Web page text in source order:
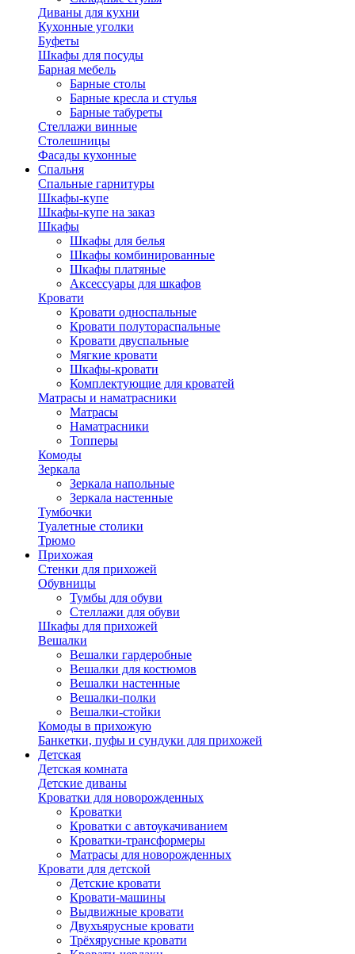
Диваны для кухни
Кухонные уголки
Буфеты
Шкафы для посуды
Барная мебель
Барные столы
Барные кресла и стулья
Барные табуреты
Стеллажи винные
Столешницы
Фасады кухонные
Спальня
Спальные гарнитуры
Шкафы-купе
Шкафы-купе на заказ
Шкафы
Шкафы для белья
Шкафы комбинированные
Шкафы платяные
Аксессуары для шкафов
Кровати
Кровати односпальные
Кровати полутораспальные
Кровати двуспальные
Мягкие кровати
Шкафы-кровати
Комплектующие для кроватей
Матрасы и наматрасники
Матрасы
Наматрасники
Топперы
Комоды
Зеркала
Зеркала напольные
Зеркала настенные
Тумбочки
Туалетные столики
Трюмо
Прихожая
Стенки для прихожей
Обувницы
Тумбы для обуви
Стеллажи для обуви
Шкафы для прихожей
Вешалки
Вешалки гардеробные
Вешалки для костюмов
Вешалки настенные
Вешалки-полки
Вешалки-стойки
Комоды в прихожую
Банкетки, пуфы и сундуки для прихожей
Детская
Детская комната
Детские диваны
Кроватки для новорожденных
Кроватки
Кроватки с автоукачиванием
Кроватки-трансформеры
Матрасы для новорожденных
Кровати для детской
Детские кровати
Кровати-машины
Выдвижные кровати
Двухъярусные кровати
Трёхярусные кровати